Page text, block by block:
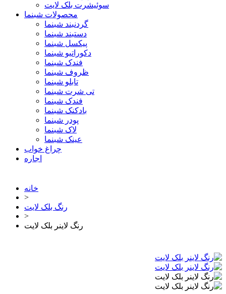
سوئیشرت بلک لایت
محصولات شبنما
گردنبند شبنما
دستبند شبنما
پیکسل شبنما
دکوراتیو شبنما
فندک شبنما
ظروف شبنما
تابلو شبنما
تی شرت شبنما
فندک شبنما
بادکنک شبنما
پودر شبنما
لاک شبنما
عینک شبنما
چراغ خواب
اجاره
خانه
>
رنگ بلک لایت
>
رنگ لاینر بلک لایت